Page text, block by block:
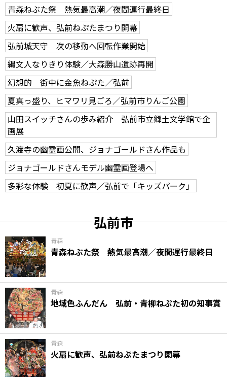
青森ねぶた祭 熱気最高潮／夜間運行最終日
火扇に歓声、弘前ねぷたまつり開幕
弘前城天守 次の移動へ回転作業開始
縄文人なりきり体験／大森勝山遺跡再開
幻想的 街中に金魚ねぷた／弘前
夏真っ盛り、ヒマワリ見ごろ／弘前市りんご公園
山田スイッチさんの歩み紹介 弘前市立郷土文学館で企
画展
久渡寺の幽霊画公開、ジョナゴールドさん作品も
ジョナゴールドさんモデル幽霊画登場へ
多彩な体験 初夏に歓声／弘前で「キッズパーク」
弘前市
青森
青森ねぶた祭 熱気最高潮／夜間運行最終日
青森
地域色ふんだん 弘前・青柳ねぷた初の知事賞
青森
火扇に歓声、弘前ねぷたまつり開幕